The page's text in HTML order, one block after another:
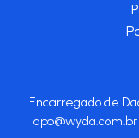
Encarregado de
dpo@wyda.com.br